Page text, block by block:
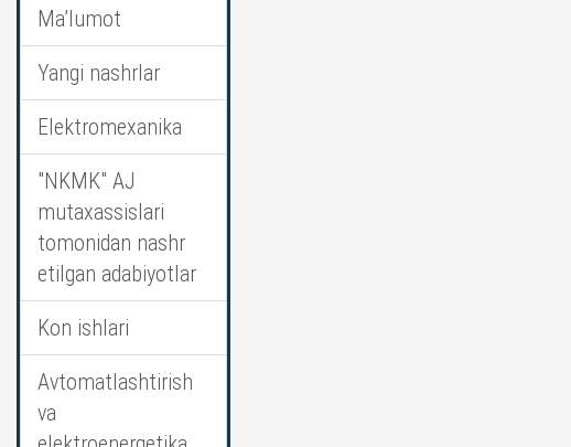
Ma’lumot
Yangi nashrlar
Elektromexanika
"NKMK" AJ
mutaxassislari
tomonidan nashr
etilgan adabiyotlar
Kon ishlari
Avtomatlashtirish
va